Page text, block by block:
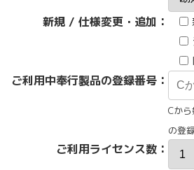
新規 / 仕様変更・追加：
ご利用中奉行製品の登録番号：
Cか
の登
ご利用ライセンス数：